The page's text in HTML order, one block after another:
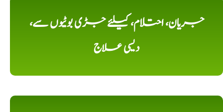
جریان، احتلام، کیلئے جڑی بوٹیوں سے،
دیسی علاج